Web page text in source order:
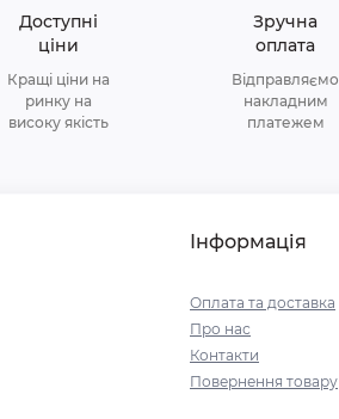
Доступні
ціни
Кращі ціни на
ринку на
високу якість
Зручна
оплата
Відправляємо
накладним
платежем
Інформація
Оплата та доставка
Про нас
Контакти
Повернення товару